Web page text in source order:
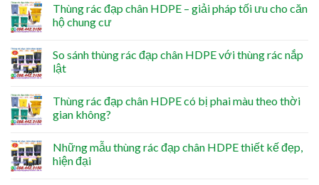
Thùng rác đạp chân HDPE – giải pháp tối ưu cho căn
hộ chung cư
So sánh thùng rác đạp chân HDPE với thùng rác nắp
lật
Thùng rác đạp chân HDPE có bị phai màu theo thời
gian không?
Những mẫu thùng rác đạp chân HDPE thiết kế đẹp,
hiện đại